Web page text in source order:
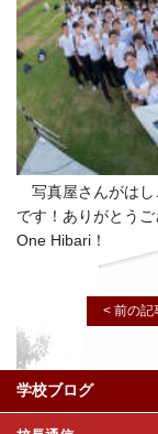
写真屋さんがは
です！ありがとうご
One Hibari！
< 前の記
学校ブログ